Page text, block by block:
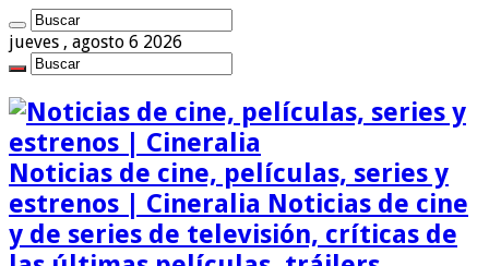
jueves , agosto 6 2026
Noticias de cine, películas, series y
estrenos | Cineralia Noticias de cine
y de series de televisión, críticas de